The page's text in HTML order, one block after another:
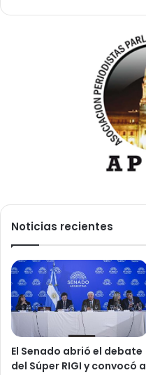
Noticias recientes
El Senado abrió el debate
del Súper RIGI y convocó a